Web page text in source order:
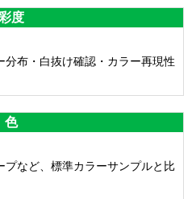
度
布・白抜け確認・カラー再現性
色
など、標準カラーサンプルと比